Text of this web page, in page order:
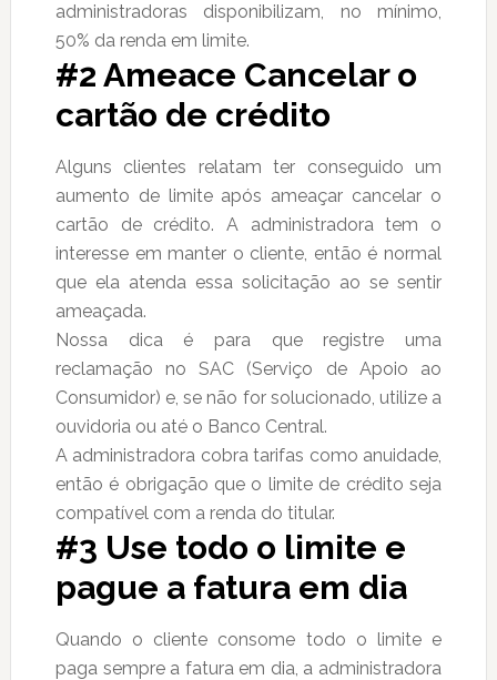
administradoras disponibilizam, no mínimo,
50% da renda em limite.
#2 Ameace Cancelar o
cartão de crédito
Alguns clientes relatam ter conseguido um
aumento de limite após ameaçar cancelar o
cartão de crédito. A administradora tem o
interesse em manter o cliente, então é normal
que ela atenda essa solicitação ao se sentir
ameaçada.
Nossa dica é para que registre uma
reclamação no SAC (Serviço de Apoio ao
Consumidor) e, se não for solucionado, utilize a
ouvidoria ou até o Banco Central.
A administradora cobra tarifas como anuidade,
então é obrigação que o limite de crédito seja
compatível com a renda do titular.
#3 Use todo o limite e
pague a fatura em dia
Quando o cliente consome todo o limite e
paga sempre a fatura em dia, a administradora